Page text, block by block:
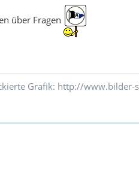
über Fragen
Grafik: http://www.bilder-